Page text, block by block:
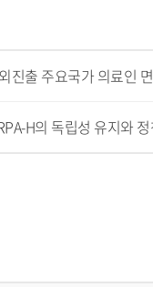
진출 주요국가 의료인
H의 독립성 유지와